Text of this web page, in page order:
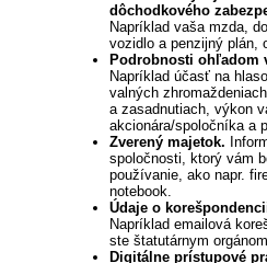
dôchodkového
Napríklad vaša mzda,
vozidlo a penzijný plán,
Podrobnosti ohľadom
Napríklad účasť na
valných
a zasadnutiach, výkon
akcionára/spoločníka a
Zverený majetok.
spoločnosti, ktorý vám
používanie, ako napr.
notebook.
Údaje o
Napríklad emailová
ste štatutárnym
Digitálne prístupové